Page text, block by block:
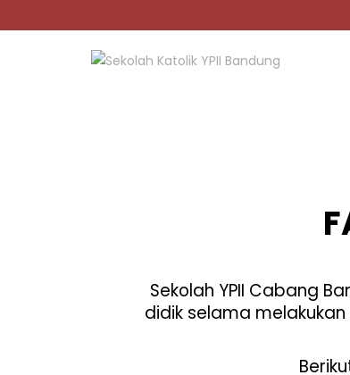
to
Sekolah YPII Cabang
didik selama